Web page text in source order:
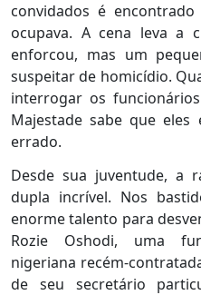
convidados é
ocupava. A cena leva a
enforcou, mas um
suspeitar de homicídio.
interrogar os
Majestade sabe que
errado.
Desde sua juventude, a
dupla incrível. Nos
enorme talento para
Rozie Oshodi, uma
nigeriana recém-
de seu secretário